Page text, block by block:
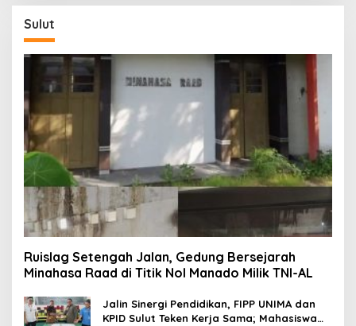
Sulut
Ruislag Setengah Jalan, Gedung Bersejarah
Minahasa Raad di Titik Nol Manado Milik TNI-AL
Jalin Sinergi Pendidikan, FIPP UNIMA dan
KPID Sulut Teken Kerja Sama; Mahasiswa